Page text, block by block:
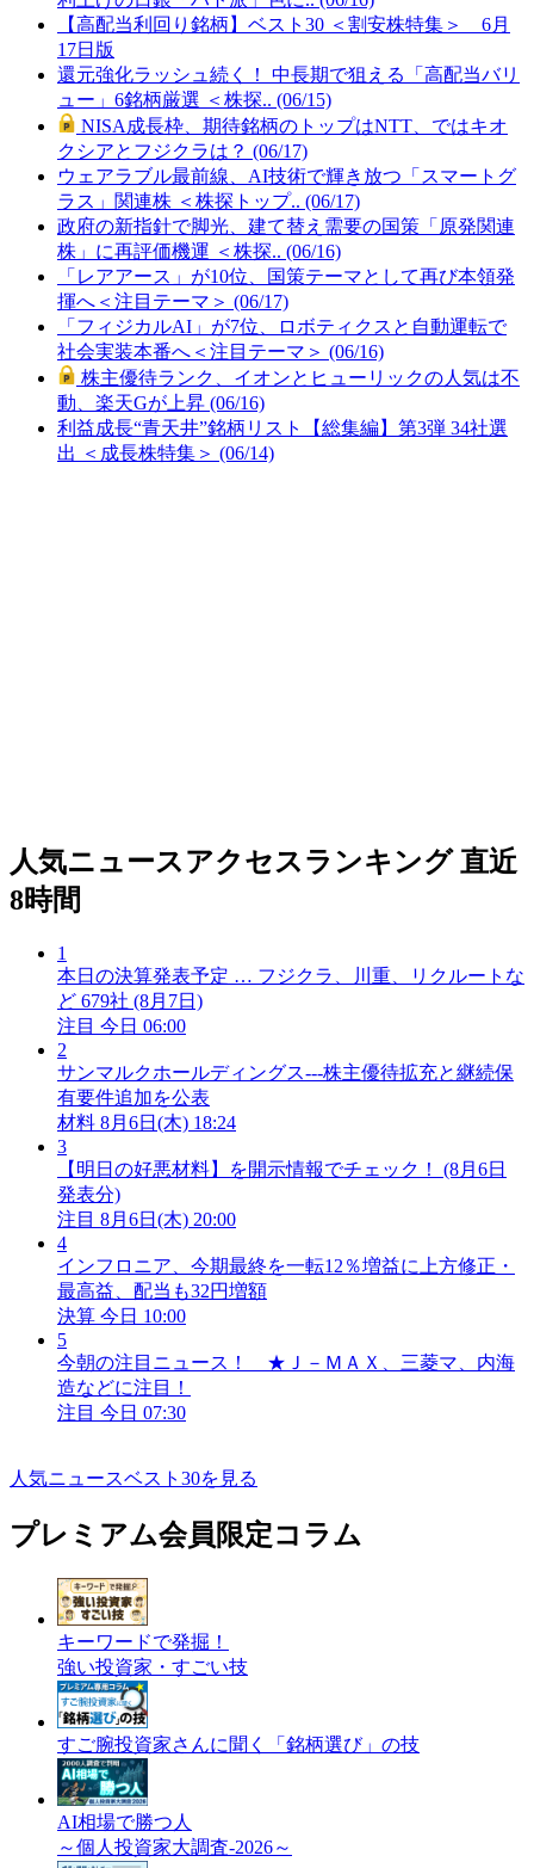
【高配当利回り銘柄】ベスト30 ＜割安株特集＞ 6月
17日版
還元強化ラッシュ続く！ 中長期で狙える「高配当バリ
ュー」6銘柄厳選 ＜株探.. (06/15)
NISA成長枠、期待銘柄のトップはNTT、ではキオ
クシアとフジクラは？ (06/17)
ウェアラブル最前線、AI技術で輝き放つ「スマートグ
ラス」関連株 ＜株探トップ.. (06/17)
政府の新指針で脚光、建て替え需要の国策「原発関連
株」に再評価機運 ＜株探.. (06/16)
「レアアース」が10位、国策テーマとして再び本領発
揮へ＜注目テーマ＞ (06/17)
「フィジカルAI」が7位、ロボティクスと自動運転で
社会実装本番へ＜注目テーマ＞ (06/16)
株主優待ランク、イオンとヒューリックの人気は不
動、楽天Gが上昇 (06/16)
利益成長“青天井”銘柄リスト【総集編】第3弾 34社選
出 ＜成長株特集＞ (06/14)
人気ニュースアクセスランキング 直近
8時間
1
本日の決算発表予定 … フジクラ、川重、リクルートな
ど 679社 (8月7日)
注目 今日 06:00
2
サンマルクホールディングス---株主優待拡充と継続保
有要件追加を公表
材料 8月6日(木) 18:24
3
【明日の好悪材料】を開示情報でチェック！ (8月6日
発表分)
注目 8月6日(木) 20:00
4
インフロニア、今期最終を一転12％増益に上方修正・
最高益、配当も32円増額
決算 今日 10:00
5
今朝の注目ニュース！ ★Ｊ－ＭＡＸ、三菱マ、内海
造などに注目！
注目 今日 07:30
人気ニュースベスト30を見る
プレミアム会員限定コラム
キーワードで発掘！
強い投資家・すごい技
すご腕投資家さんに聞く「銘柄選び」の技
AI相場で勝つ人
～個人投資家大調査-2026～